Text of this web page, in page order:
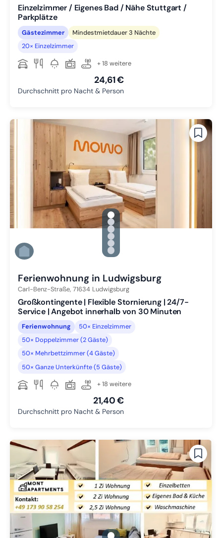
Einzelzimmer / Eigenes Bad / Nähe Stuttgart /
Parkplätze
Gästezimmer
Mindestmietdauer 3 Nächte
20× Einzelzimmer
+ 18 weitere
24,61 €
Durchschnitt pro Nacht & Person
gallery.slide_selector
Zu Slide 1 wechseln
Zu Slide 2 wechseln
Zu Slide 3 wechseln
Zu Slide 4 wechseln
Zu Slide 5 wechseln
Zu Slide 6 wechseln
Ferienwohnung in Ludwigsburg
Carl-Benz-Straße, 71634 Ludwigsburg
Großkontingente | Flexible Stornierung | 24/7-
Service | Angebot innerhalb von 30 Minuten
Ferienwohnung
50× Einzelzimmer
50× Doppelzimmer (2 Gäste)
50× Mehrbettzimmer (4 Gäste)
50× Ganze Unterkünfte (5 Gäste)
+ 18 weitere
21,40 €
Durchschnitt pro Nacht & Person